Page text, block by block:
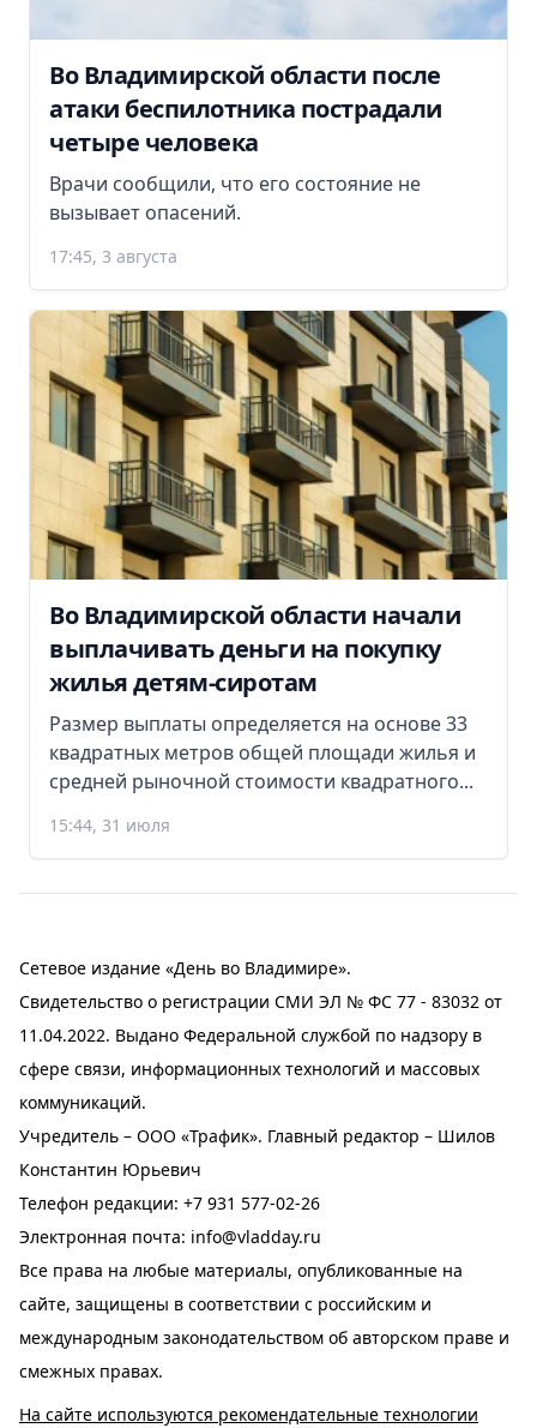
Во Владимирской области после
атаки беспилотника пострадали
четыре человека
Врачи сообщили, что его состояние не
вызывает опасений.
17:45, 3 августа
Во Владимирской области начали
выплачивать деньги на покупку
жилья детям-сиротам
Размер выплаты определяется на основе 33
квадратных метров общей площади жилья и
средней рыночной стоимости квадратного...
15:44, 31 июля
Сетевое издание «День во Владимире».
Свидетельство о регистрации СМИ ЭЛ № ФС 77 - 83032 от
11.04.2022. Выдано Федеральной службой по надзору в
сфере связи, информационных технологий и массовых
коммуникаций.
Учредитель – ООО «Трафик». Главный редактор – Шилов
Константин Юрьевич
Телефон редакции: +7 931 577-02-26
Электронная почта: info@vladday.ru
Все права на любые материалы, опубликованные на
сайте, защищены в соответствии с российским и
международным законодательством об авторском праве и
смежных правах.
На сайте используются рекомендательные технологии